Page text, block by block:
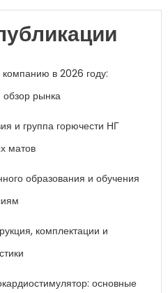
компанию в 2026 году:
обзор рынка
и группа горючести НГ
матов
образования и обучения
комплектации и
основные